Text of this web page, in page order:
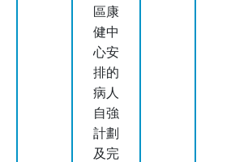
區康
健中
心安
排的
病人
自強
計劃
及完